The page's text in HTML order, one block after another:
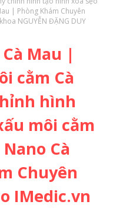
| Phòng Khám Chuyên
NGUYỄN ĐẶNG DUY
Mau |
cằm Cà
hình
môi cằm
Cà
Chuyên
IMedic.vn